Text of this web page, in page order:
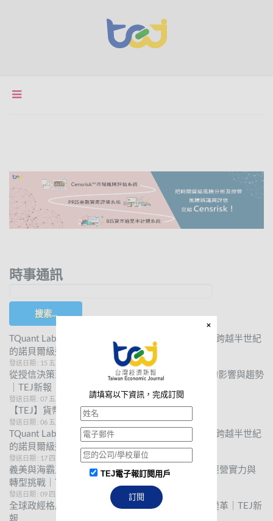
請填寫以下資訊，完成訂閱
TEJ電子報訂閱用戶
訂閱
時事通訊
搜索...
TQuant Lab 量化投資月報－尤金·法瑪三因子模型：跨越半世紀
的諾貝爾級選股術
發送日期 : 15 五月 2026
從授信決策到自然風險管理，解析ESG對企業實務的影響與趨勢
｜TEJ新報
發送日期 : 07 五月 2026
【TEJ】貨幣觀測與信用評等─179期出刊通知
發送日期 : 06 五月 2026
TQuant Lab 量化投資月報－尤金·法瑪三因子模型：跨越半世紀
的諾貝爾級選股術
發送日期 : 17 四月 2026
義美與海霸王集團解析，揭開兩大神祕食品巨頭的經營實力與
轉型挑戰｜TEJ新報
發送日期 : 09 四月 2026
全球政經格局重組，地緣政治及科技霸權引領產業變革｜TEJ新
報